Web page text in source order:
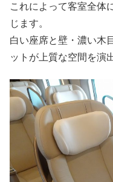
これによって客室全体
じます。
白い座席と壁・濃い木
ットが上質な空間を演